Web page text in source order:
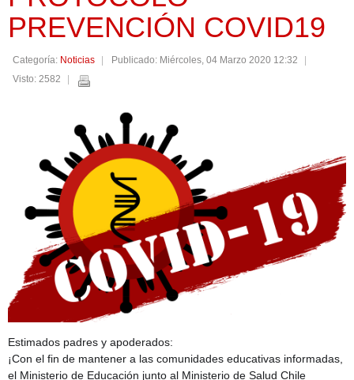
PREVENCIÓN COVID19
Categoría: Noticias
Publicado: Miércoles, 04 Marzo 2020 12:32
Visto: 2582
Estimados padres y apoderados:
¡Con el fin de mantener a las comunidades educativas informadas,
el Ministerio de Educación junto al Ministerio de Salud Chile